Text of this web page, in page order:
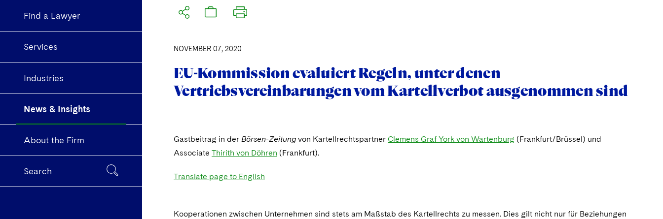
Find a Lawyer
Services
Industries
News & Insights
About the Firm
Search
NOVEMBER 07, 2020
EU-Kommission evaluiert Regeln, unter denen
Vertriebsvereinbarungen vom Kartellverbot ausgenommen sind
Gastbeitrag in der Börsen-Zeitungvon Kartellrechtspartner Clemens Graf York von Wartenburg (Frankfurt/Brüssel) und
Associate Thirith von Döhren (Frankfurt).
Translate page to English
Kooperationen zwischen Unternehmen sind stets am Maßstab des Kartellrechts zu messen. Dies gilt nicht nur für Beziehungen